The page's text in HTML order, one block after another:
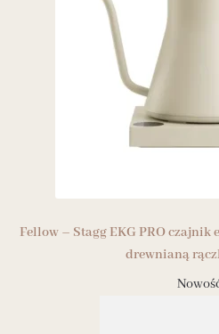
Fellow – Stagg EKG PRO czajnik
drewnianą